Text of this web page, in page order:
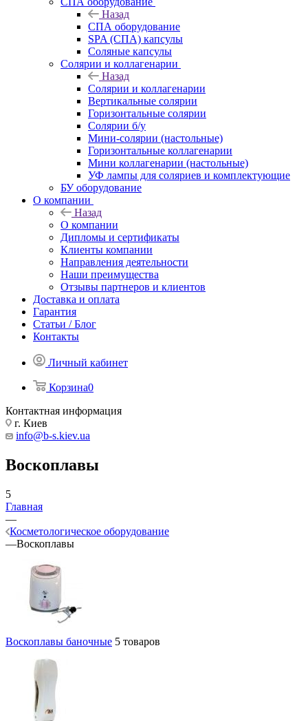
Назад
СПА оборудование
SPA (СПА) капсулы
Соляные капсулы
Солярии и коллагенарии
Назад
Солярии и коллагенарии
Вертикальные солярии
Горизонтальные солярии
Солярии б/у
Мини-солярии (настольные)
Горизонтальные коллагенарии
Мини коллагенарии (настольные)
УФ лампы для соляриев и комплектующие
БУ оборудование
О компании
Назад
О компании
Дипломы и сертификаты
Клиенты компании
Направления деятельности
Наши преимущества
Отзывы партнеров и клиентов
Доставка и оплата
Гарантия
Статьи / Блог
Контакты
Личный кабинет
Корзина0
Контактная информация
г. Киев
info@b-s.kiev.ua
Воскоплавы
5
Главная
—
Косметологическое оборудование
—Воскоплавы
Воскоплавы баночные 5 товаров